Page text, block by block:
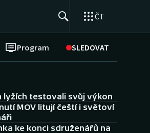
ČT
Program SLEDOVAT
lyžích testovali svůj výkon
MOV litují čeští i světoví
ke konci sdruženářů na